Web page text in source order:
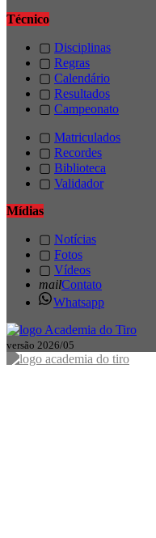
Técnico
▢ Disciplinas
▢ Regras
▢ Calendário
▢ Resultados
▢ Campeonato
▢ Matriculados
▢ Recordes
▢ Biblioteca
▢ Validador
Mídias
▢ Notícias
▢ Fotos
▢ Vídeos
mailContato
Whatsapp
versão 2026/05